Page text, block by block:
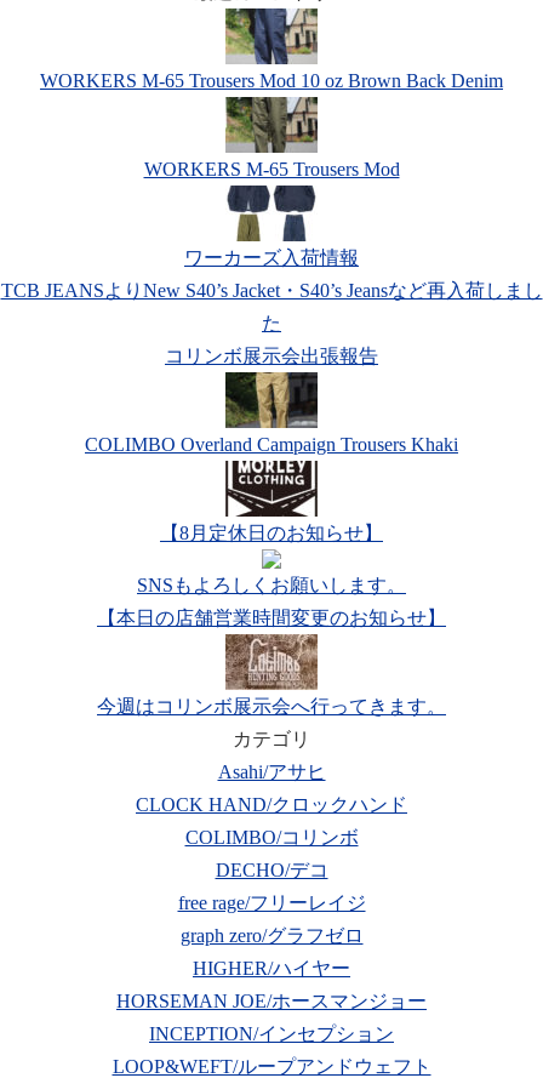
WORKERS M-65 Trousers Mod 10 oz Brown Back Denim
WORKERS M-65 Trousers Mod
ワーカーズ入荷情報
TCB JEANSよりNew S40’s Jacket・S40’s Jeansなど再入荷しまし
た
コリンボ展示会出張報告
COLIMBO Overland Campaign Trousers Khaki
【8月定休日のお知らせ】
SNSもよろしくお願いします。
【本日の店舗営業時間変更のお知らせ】
今週はコリンボ展示会へ行ってきます。
カテゴリ
Asahi/アサヒ
CLOCK HAND/クロックハンド
COLIMBO/コリンボ
DECHO/デコ
free rage/フリーレイジ
graph zero/グラフゼロ
HIGHER/ハイヤー
HORSEMAN JOE/ホースマンジョー
INCEPTION/インセプション
LOOP&WEFT/ループアンドウェフト